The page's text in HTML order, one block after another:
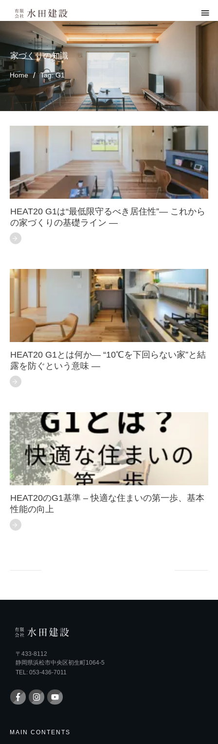
家づくりの知識
Home / Tag: G1
HEAT20 G1は“最低限守るべき居住性”― これから
の家づくりの基礎ライン ―
HEAT20 G1とは何か― “10℃を下回らない家”と結
露を防ぐという意味 ―
HEAT20のG1基準 – 快適な住まいの第一歩、基本
性能の向上
〒433-8112
静岡県浜松市中央区初生町1064-5
TEL: 053-436-7011
MAIN CONTENTS